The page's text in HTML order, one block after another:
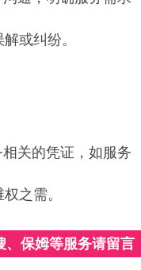
或纠纷。
关的凭证，如服务
之需。
、保姆等服务请留言